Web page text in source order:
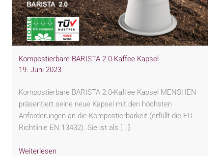
Kompostierbare BARISTA 2.0-Kaffee Kapsel
19. Juni 2023
Kompostierbare BARISTA 2.0-Kaffee Kapsel MENSHEN
präsentiert seine neue Kapsel mit den höchsten
Anforderungen an die Kompostierbarkeit (erfüllt die EU-
Richtlinie EN 13432). Sie ist als [...]
Weiterlesen